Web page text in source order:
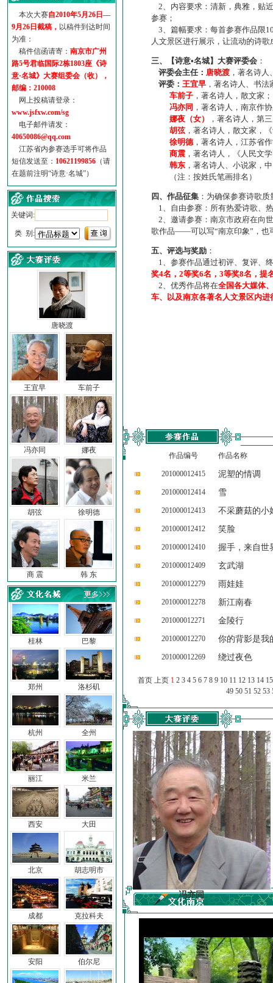
·地铁完美呈现【诗意·名城...
参赛作品多达5000多首
“诗意·名城”晒诗会
特别通知--致广大诗词爱好...
本次大赛自2010年5月26日—
9月26日截稿， 以稿件到达时间
为准：
稿件信函请寄： 南京市广州
路5号君临国际2栋1803座《诗
意·名城》大赛组委会（收），
邮编：210008
网上投稿请登录：
www.jsfxw.com/sg
电子邮件请发：
40650086@qq.com
江苏省内参赛选手可将作品
短信发送至： 10621199856 （请
在题前注明“诗意·名城”）
关键词:
类 别:
唐晓渡
王宜早 车前子
冯亦同 娜夜
胡弦 徐明德
商 震 韩 东
桂林
郑州
杭州
丽江
西安
北京
成都
安阳
巴黎
洛杉矶
全州
米兰
大田
胡志明市
克拉科夫
伯尔尼
2、内容要求：清新，典雅，贴
参赛；
3、篇幅要求：每首参赛作品限
人文景区进行展示，让流动的诗
三、【诗意•名城】大赛评委会 ：
评委会主任： 唐晓渡 ，著名诗
评委： 王宜早 ，著名诗人、书
车前子 ，著名诗人，散文家；
冯亦同 ，著名诗人，南京作
娜夜（女）
，著名诗人，第
胡弦，著名诗人，散文家，
徐明德，著名诗人，江苏省
商震 ，著名诗人，《人民文
韩东 ，著名诗人、小说家，
（注：按姓氏笔画排名）
四、作品征集 ：为确保参赛诗歌
1、自由参赛：所有热爱诗歌、
2、邀请参赛：南京市政府在向
歌作品——可以写“南京印象”，也
五、评选与奖励 ：
1、参赛作品通过初评、复评、
奖4名，2等奖6名，3等奖8名，提
2、优秀作品将在全国各大媒体
车、以及南京各著名人文景区内进
作品编号 作品名称
201000012415 泥塑的情调
201000012414 雪
201000012413 不采蘑菇的小
201000012412 笑脸
201000012410 握手，来自世
201000012409 玄武湖
201000012279 雨娃娃
201000012278 新江南春
201000012271 金陵行
201000012270 你的背影是我
201000012269 绕过夜色
首页 上页 1 2 3 4 5 6 7 8 9 10 11 12 13 14 15
49 50 51 52 53
子 冯亦同